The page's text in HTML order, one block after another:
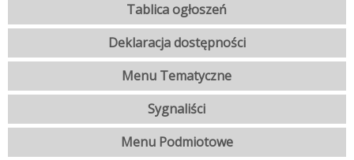
Tablica ogłoszeń
Deklaracja dostępności
Menu Tematyczne
Sygnaliści
Menu Podmiotowe